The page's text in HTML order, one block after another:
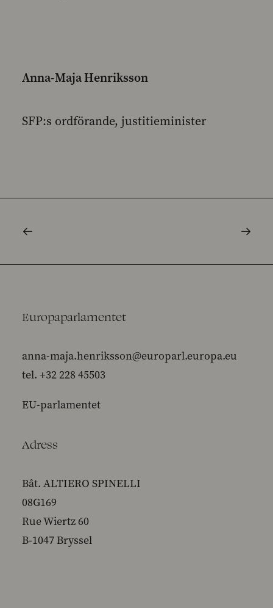
Anna-Maja Henriksson
SFP:s ordförande, justitieminister
Europaparlamentet
anna-maja.henriksson@europarl.europa.eu
tel. +32 228 45503
EU-parlamentet
Adress
Bât. ALTIERO SPINELLI
08G169
Rue Wiertz 60
B-1047 Bryssel